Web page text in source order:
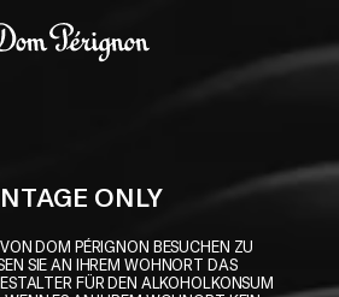
ONLY
DOM PÉRIGNON BESUCHEN ZU
SIE AN IHREM WOHNORT DAS
FÜR DEN ALKOHOLKONSUM